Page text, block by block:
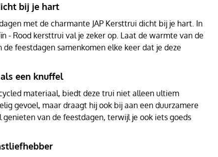
bij je hart
met de charmante JAP Kersttrui dicht bij je hart. In
- Rood kersttrui val je zeker op. Laat de warmte van de
feestdagen samenkomen elke keer dat je deze
een knuffel
materiaal, biedt deze trui niet alleen ultiem
gevoel, maar draagt hij ook bij aan een duurzamere
genieten van de feestdagen, terwijl je ook iets goeds